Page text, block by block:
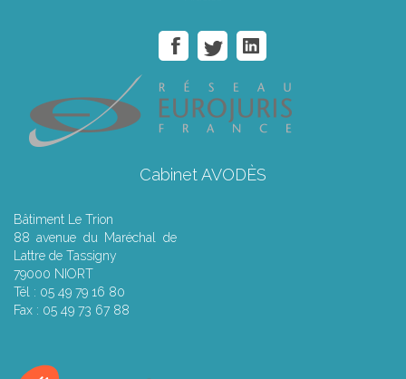
Cabinet AVODÈS
Bâtiment Le Trion
88 avenue du Maréchal de
Lattre de Tassigny
79000 NIORT
Tél : 05 49 79 16 80
Fax : 05 49 73 67 88